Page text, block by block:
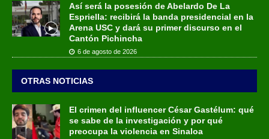
Así será la posesión de Abelardo De La
Espriella: recibirá la banda presidencial en la
Arena USC y dará su primer discurso en el
Cantón Pichincha
6 de agosto de 2026
OTRAS NOTICIAS
El crimen del influencer César Gastélum: qué
se sabe de la investigación y por qué
preocupa la violencia en Sinaloa